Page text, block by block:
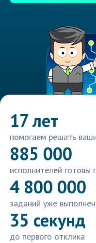
17 лет
помогаем решать
885 000
исполнителей готовы
4 800 000
заданий уже
35 секунд
до первого отклика